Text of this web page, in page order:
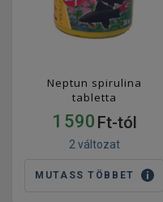
Neptun spirulina
tabletta
1 590 Ft-tól
2 változat
MUTASS TÖBBET